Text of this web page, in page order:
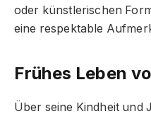
oder künstlerischen
eine respektable
Frühes Leben
Über seine Kindheit und